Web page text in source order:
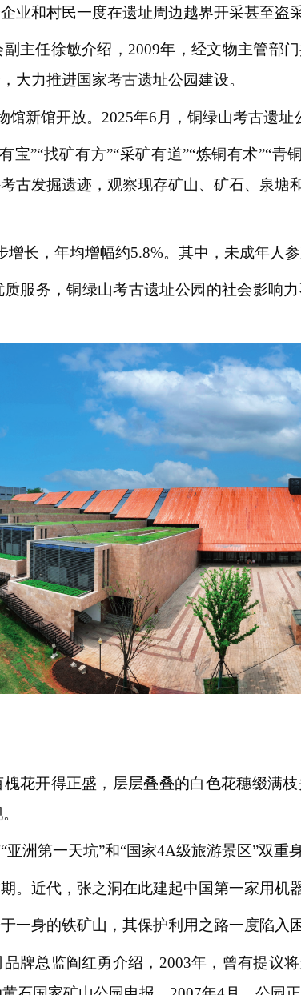
业和村民一度在遗址周边越界开采甚至盗
主任徐敏介绍，2009年，经文物主管部
大力推进国家考古遗址公园建设。
馆新馆开放。2025年6月，铜绿山考古遗址
宝”“找矿有方”“采矿有道”“炼铜有术”“
古发掘遗迹，观察现存矿山、矿石、泉塘
长，年均增幅约5.8%。其中，未成年人
服务，铜绿山考古遗址公园的社会影响
花开得正盛，层层叠叠的白色花穗缀满
洲第一天坑”和“国家4A级旅游景区”双重
。近代，张之洞在此建起中国第一家用机
一身的铁矿山，其保护利用之路一度陷入困
牌总监阎红勇介绍，2003年，曾有提议